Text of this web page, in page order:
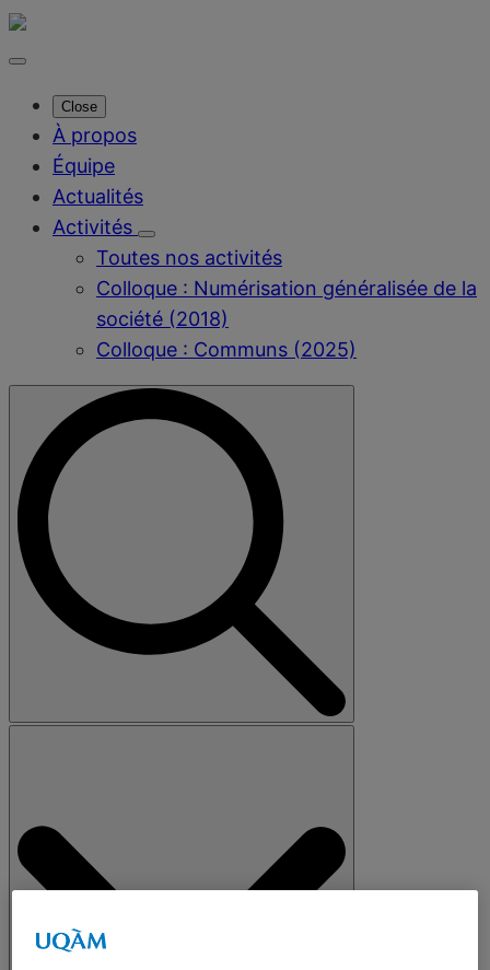
Close
À propos
Équipe
Actualités
Activités
Toutes nos activités
Colloque : Numérisation généralisée de la
société (2018)
Colloque : Communs (2025)